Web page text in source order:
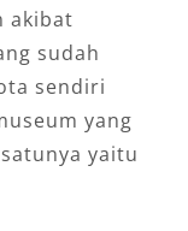
akibat
sudah
sendiri
yang
yaitu